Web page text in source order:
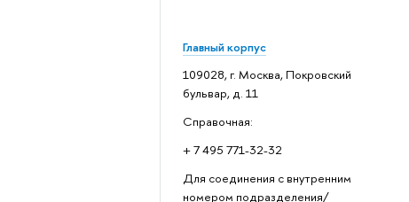
Главный корпус
109028, г. Москва, Покровский
бульвар, д. 11
Справочная:
+ 7 495 771-32-32
Для соединения с внутренним
номером подразделения/